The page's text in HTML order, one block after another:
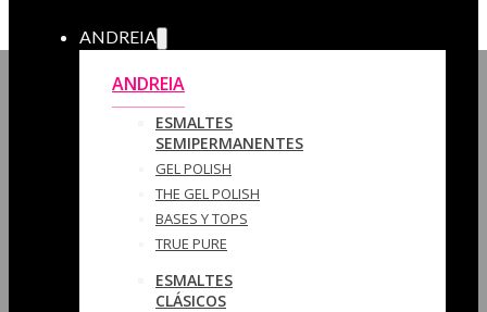
ANDREIA
ANDREIA
ESMALTES
SEMIPERMANENTES
GEL POLISH
THE GEL POLISH
BASES Y‎ TOPS
TRUE PURE
ESMALTES
CLÁSICOS